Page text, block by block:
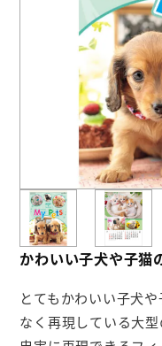
よくあるご質問
会社概要
ポ
カ
カ
キ
ボ
かわいい子犬や子猫
とてもかわいい子犬
なく再現している大